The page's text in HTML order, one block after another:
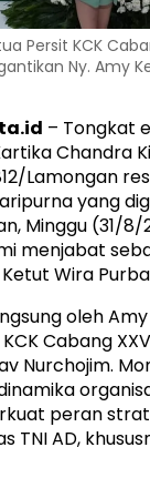
Persit KCK
Ny. Amy
– Tongkat
Chandra
Lamongan
yang
Minggu (31/8/
menjabat
Wira
oleh
Cabang
Nurchojim.
peran
TNI AD,